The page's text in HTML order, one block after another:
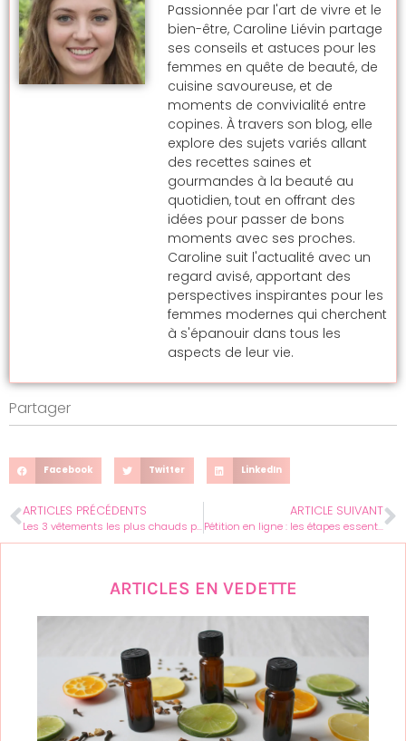
Passionnée par l'art de vivre et le
bien-être, Caroline Liévin partage
ses conseils et astuces pour les
femmes en quête de beauté, de
cuisine savoureuse, et de
moments de convivialité entre
copines. À travers son blog, elle
explore des sujets variés allant
des recettes saines et
gourmandes à la beauté au
quotidien, tout en offrant des
idées pour passer de bons
moments avec ses proches.
Caroline suit l'actualité avec un
regard avisé, apportant des
perspectives inspirantes pour les
femmes modernes qui cherchent
à s'épanouir dans tous les
aspects de leur vie.
Partager
Facebook Twitter LinkedIn
ARTICLES PRÉCÉDENTS
Les 3 vêtements les plus chauds pour l’hiver
ARTICLE SUIVANT
Pétition en ligne : les étapes essentielles pour maximiser son impact
ARTICLES EN VEDETTE